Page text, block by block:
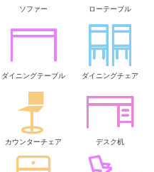
ソファー ローテーブル
ダイニングテーブル ダイニングチェア
カウンターチェア デスク机